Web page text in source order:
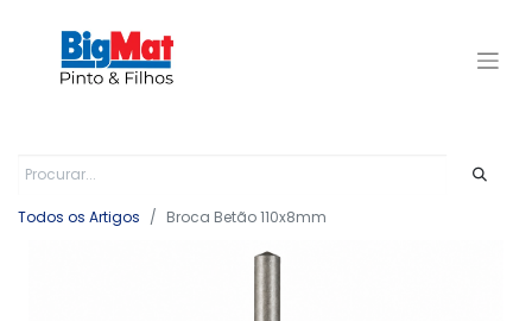
Todos os Artigos Broca Betão 110x8mm